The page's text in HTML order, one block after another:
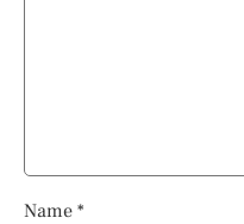
Name *